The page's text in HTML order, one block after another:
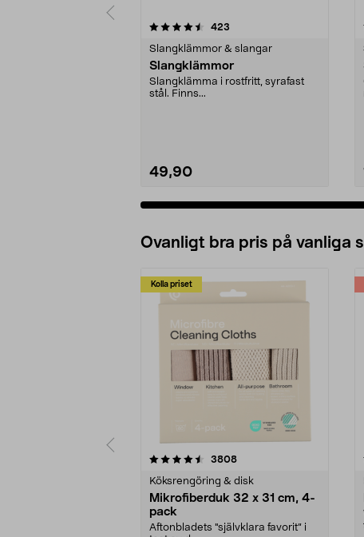
423
Slangklämmor & slangar
Slangklämmor
Slangklämma i rostfritt, syrafast
stål. Finns...
49,90
4.0 av 5 stjärnor
Ovanligt bra pris på vanliga
Kolla priset
3808recensioner
Köksrengöring & disk
Mikrofiberduk 32 x 31 cm, 4-
pack
Aftonbladets "självklara favorit” i
4.0av 5 stjärnor